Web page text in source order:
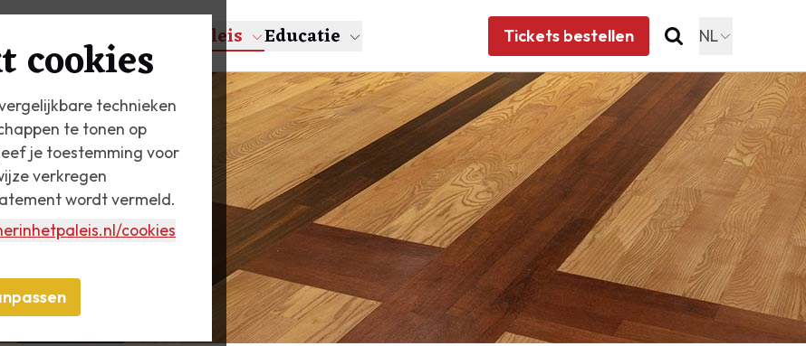
cookies
technieken
te tonen op
je toestemming voor
verkregen
wordt vermeld.
/cookies
Over Escher Het Paleis Educatie Tickets bestellen NL